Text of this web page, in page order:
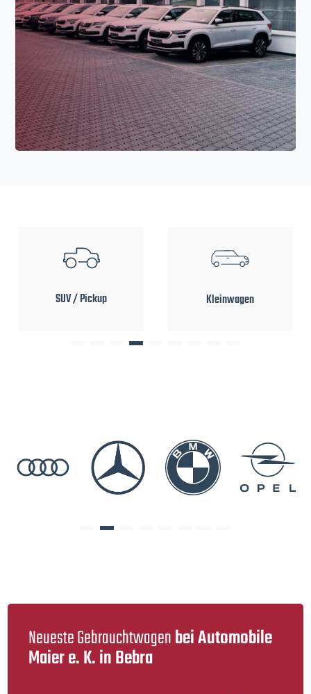
SUV / Pickup Kleinwagen
Neueste Gebraucht­wagenbei Automobile
Maier e. K. in Bebra